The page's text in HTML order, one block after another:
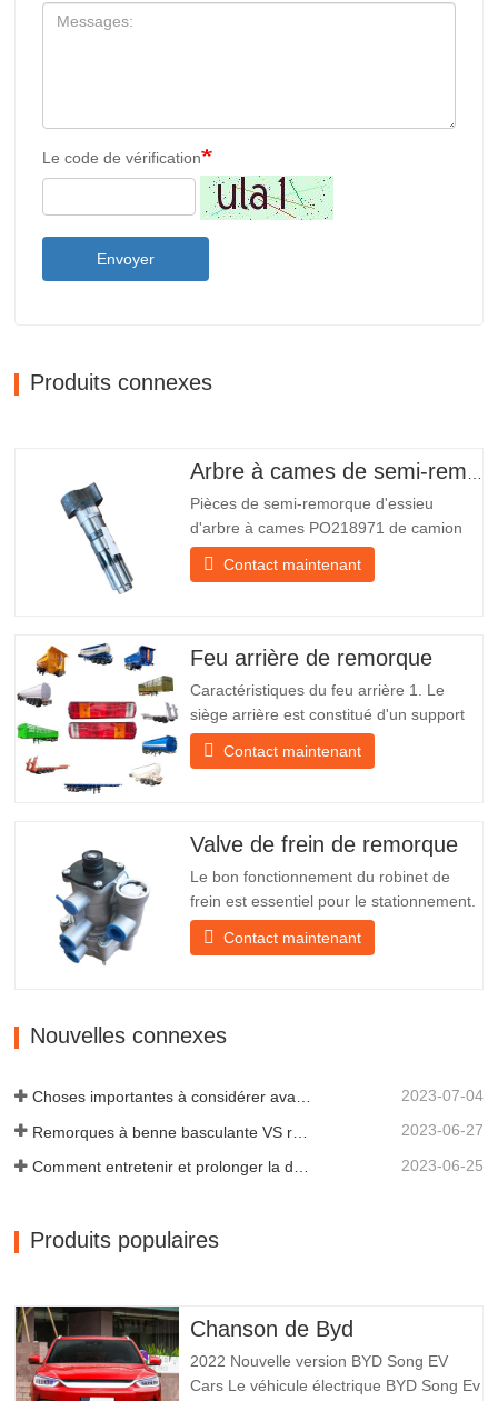
Le code de vérification
Envoyer
Produits connexes
Pièces de semi-remorque d'essieu
d'arbre à cames PO218971 de camion
chinois à vendre Caractéristiques Produit
Pièces de rechange pour remorque
expédition À propos de nous Chengda
Group est un fabricant chinois de…
Contact maintenant
Feu arrière de remorque
Caractéristiques du feu arrière 1. Le
siège arrière est constitué d'un support
en fer, beaucoup plus résistant que
d'autres matériaux. Des vis et des écrous
l'abat-jour pour mieux protéger l'abat-jour
Contact maintenant
Valve de frein de remorque
Le bon fonctionnement du robinet de
frein est essentiel pour le stationnement.
Il assure un freinage en douceur de la
remorque. Fondée en 2005, Chengda
scientifiques et une équipe…
Contact maintenant
Nouvelles connexes
Choses importantes à considérer avant d'acheter une remorque à benne basculante 2023-07-04
2023-06-27
2023-06-25
Produits populaires
Chanson de Byd
2022 Nouvelle version BYD Song EV
Cars Le véhicule électrique BYD Song Ev